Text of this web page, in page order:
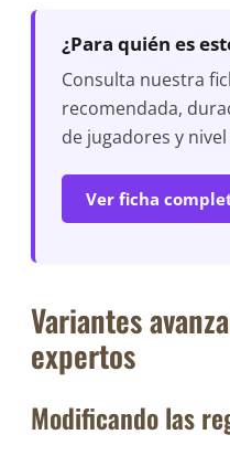
¿Para quién es
Consulta nuestra
recomendada,
de jugadores y
Ver ficha
Variantes
expertos
Modificando las